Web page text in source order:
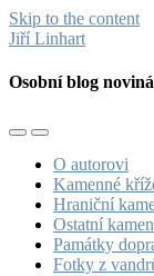
Skip to the content
Jiří Linhart
Osobní blog
Toggle
mobile
menu
Toggle
the
search
field
O autorovi
Kamenné
Hraniční
Ostatní
Památky
Fotky z